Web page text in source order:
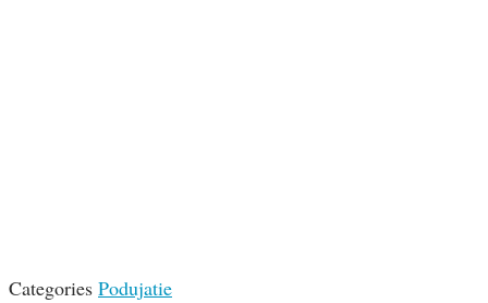
Categories Podujatie